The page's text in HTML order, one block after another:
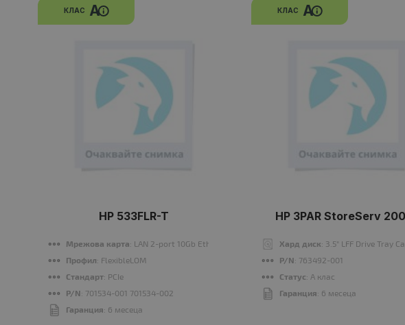
КЛАС A
HP 533FLR-T
Мрежова карта: LAN 2-port 10Gb Ethernet
Профил: FlexibleLOM
Стандарт: PCIe
P/N: 701534-001 701534-002
Гаранция: 6 месеца
КЛАС A
HP 3PAR StoreServ
Хард диск: 3.5" LFF Drive Tray
P/N: 763492-001
Статус: A клас
Гаранция: 6 месеца